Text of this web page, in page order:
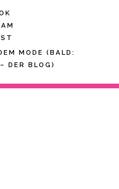
MODE (BALD:
DER BLOG)